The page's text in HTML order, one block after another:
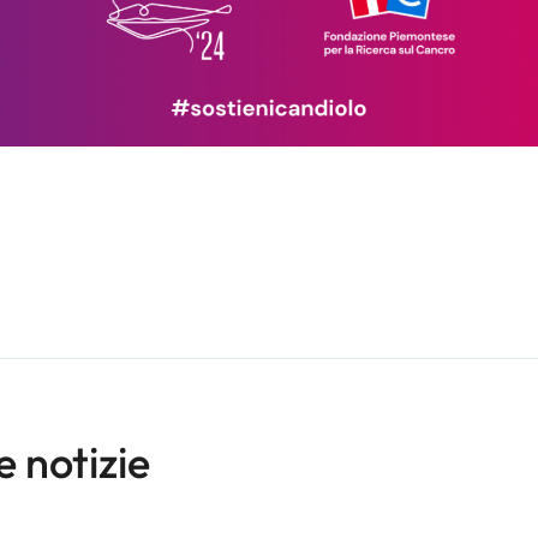
notizie